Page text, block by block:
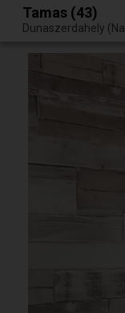
Egy jó randiból bármi lehet.
Tamas (43)